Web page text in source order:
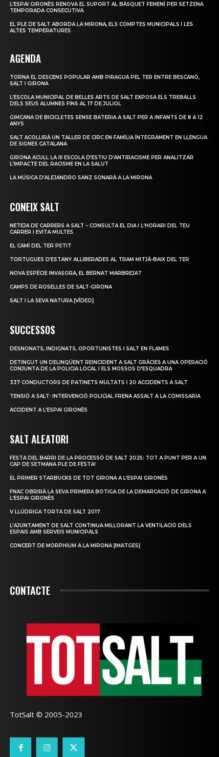
L’ESPAI GIRONÈS RENOVA EL SUPORT AL BÀSQUET FEMENÍ PER SETZENA
TEMPORADA CONSECUTIVA
EL PLE DE SALT ABORDA LA MIRONA, ELS COMPTES MUNICIPALS I LES
ALTES TEMPERATURES
AGENDA
TORNA EL DESCENS POPULAR AMB PIRAGUA PEL TER ENTRE BESCANÓ,
SALT I GIRONA
L’ESCOLA MUNICIPAL DE BELLES ARTS DE SALT EXPOSA ELS TREBALLS
DELS SEUS ALUMNES FINS AL 17 DE JULIOL
GIMCANA DE BICICLETES SENSE BATERIA A SALT PER A INFANTS DE 8 A 12
ANYS
SALT ACOLLIRÀ UN TALLER DE CIRC EN FAMÍLIA ÍNTEGRAMENT EN LLENGUA
DE SIGNES CATALANA
GIRONA ACULL LA III ESCOLA D’ESTIU D’ANTIRACISME PER ANALITZAR
L’IMPACTE DEL RACISME EN LA SALUT
LA MÚSICA D’ALEJANDRO SANZ SONARÀ A LA MIRONA
CONEIX SALT
NETEJA DE CARRERS A SALT – CONSULTA EL DIA I L’HORARI DEL TEU
CARRER I EVITA MULTES
EL CAMÍ DEL TER PETIT
TORTUGUES D’ESTANY ALLIBERADES AL TRAM MITJÀ-BAIX DEL TER
NOVA ESPÈCIE INVASORA, EL BERNAT MARBREJAT
CAMPS DE ROSELLES DE SALT-GIRONA
SALT I LA SEVA NATURA [VÍDEO]
SUCCESSOS
DESNONATS, INDIGNATS, OPORTUNISTES I SALT EN FLAMES
DETINGUT UN DELINQÜENT REINCIDENT A SALT GRÀCIES A UNA OPERACIÓ
CONJUNTA DE LA POLICIA LOCAL I ELS MOSSOS D’ESQUADRA
337 CONDUCTORS DE PATINETS MULTATS I 20 ACCIDENTS A SALT
TENSIÓ A SALT: INTERVENCIÓ POLICIAL FRENA ASSALT A LA COMISSARIA
ACCIDENT A L’ESPAI GIRONÈS
SALT ALEATORI
FESTA DEL BARRI DE LA PROCESSÓ DE SALT 2025: TOT A PUNT PER A UN
CAP DE SETMANA PLE DE FESTA!
EL PRIMER STARBUCKS DE TOT GIRONA A L’ESPAI GIRONÈS
FNAC OBRIRÀ LA SEVA PRIMERA BOTIGA DE LA DEMARCACIÓ DE GIRONA A
L’ESPAI GIRONÈS
V LLÚDRIGA TORTA DE SALT 2017
L’AJUNTAMENT DE SALT CONTINUA MILLORANT LA VENTILACIÓ DELS
ESPAIS AMB SERVEIS MUNICIPALS
CONCERT DE MORPHIUM A LA MIRONA [IMATGES]
CONTACTE
TotSalt © 2005-2023